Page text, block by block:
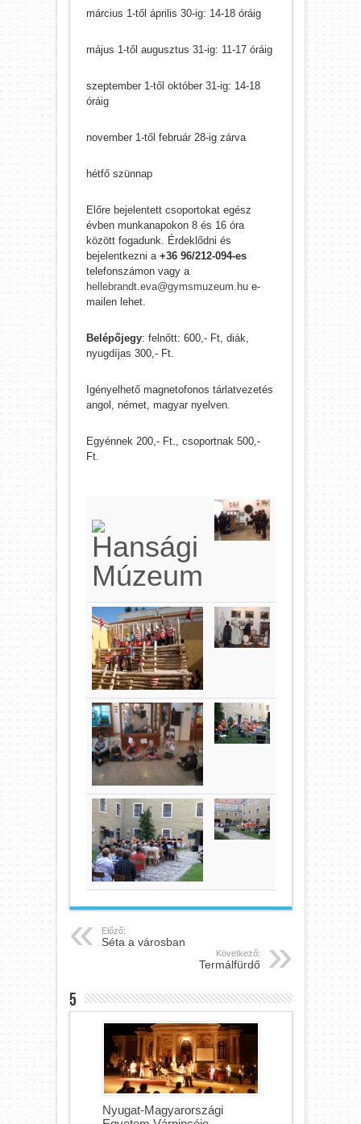
március 1-től április 30-ig: 14-18 óráig
május 1-től augusztus 31-ig: 11-17 óráig
szeptember 1-től október 31-ig: 14-18
óráig
november 1-től február 28-ig zárva
hétfő szünnap
Előre bejelentett csoportokat egész
évben munkanapokon 8 és 16 óra
között fogadunk. Érdeklődni és
bejelentkezni a+36 96/212-094-es
telefonszámon vagy a
hellebrandt.eva@gymsmuzeum.hu e-
mailen lehet.
Belépőjegy: felnőtt: 600,- Ft, diák,
nyugdíjas 300,- Ft.
Igényelhető magnetofonos tárlatvezetés
angol, német, magyar nyelven.
Egyénnek 200,- Ft., csoportnak 500,-
Ft.
Előző:
Séta a városban
Következő:
Termálfürdő
5
Nyugat-Magyarországi